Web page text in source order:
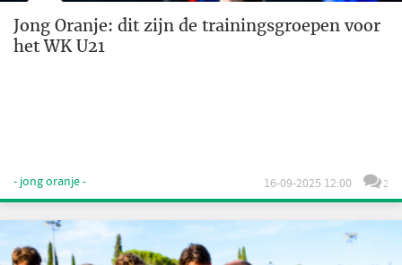
Jong Oranje: dit zijn de trainingsgroepen voor
het WK U21
- jong oranje - 16-09-2025 12:00 2